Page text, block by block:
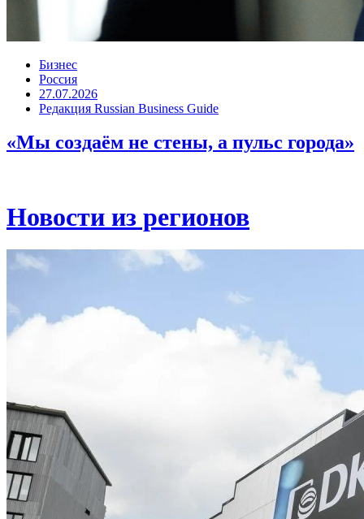
Бизнес
Россия
27.07.2026
Редакция Russian Business Guide
«Мы создаём не стены, а пульс города»
Новости из регионов